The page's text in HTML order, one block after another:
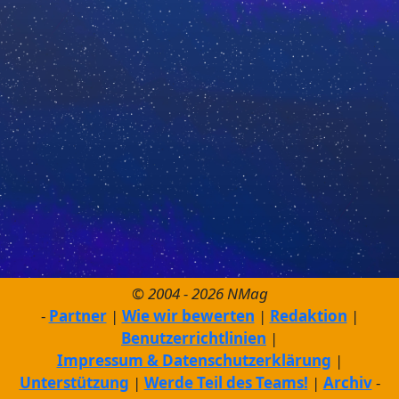
© 2004 - 2026 NMag
Partner
Wie wir bewerten
Redaktion
Benutzerrichtlinien
Impressum & Datenschutzerklärung
Unterstützung
Werde Teil des Teams! Archiv